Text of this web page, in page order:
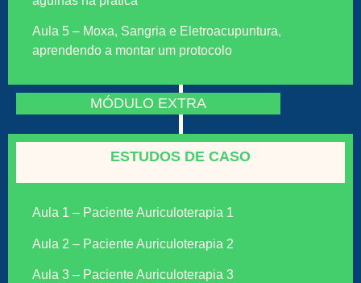
Aula 5 – Moxa, Sangria e Eletroacupuntura,
aprendendo a montar um protocolo
ESTUDOS DE CASO
Aula 1 – Paciente Auriculoterapia 1
Aula 2 – Paciente Auriculoterapia 2
Aula 3 – Paciente Auriculoterapia 3
MÓDULO EXTRA